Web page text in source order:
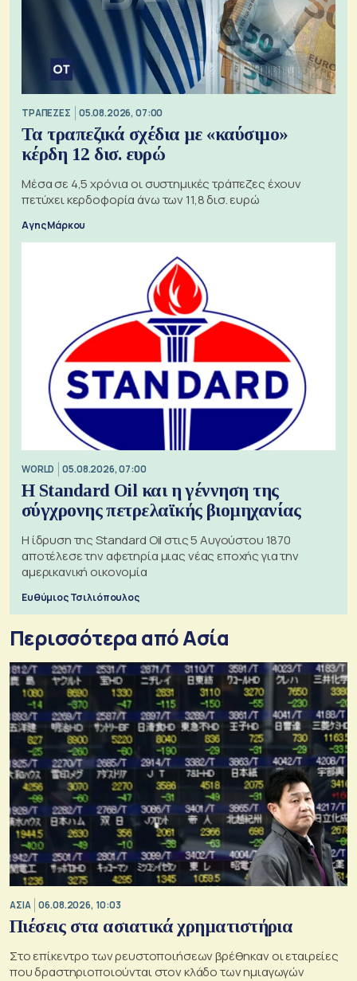
ΤΡΑΠΕΖΕΣ 05.08.2026, 07:00
Τα τραπεζικά σχέδια με «καύσιμο»
κέρδη 12 δισ. ευρώ
Μέσα σε 4,5 χρόνια οι συστημικές τράπεζες έχουν
πετύχει κερδοφορία άνω των 11,8 δισ. ευρώ
Αγης Μάρκου
WORLD 05.08.2026, 07:00
Η Standard Oil και η γέννηση της
σύγχρονης πετρελαϊκής βιομηχανίας
Η ίδρυση της Standard Oil στις 5 Αυγούστου 1870
αποτέλεσε την αφετηρία μιας νέας εποχής για την
αμερικανική οικονομία
Ευθύμιος Τσιλιόπουλος
Περισσότερα από Ασία
ΑΣΙΑ 06.08.2026, 10:03
Πιέσεις στα ασιατικά χρηματιστήρια
Στο επίκεντρο των ρευστοποιήσεων βρέθηκαν οι εταιρείες
που δραστηριοποιούνται στον κλάδο των ημιαγωγών